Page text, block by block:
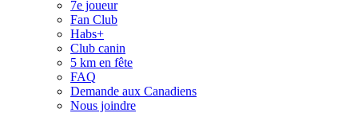
7e joueur
Fan Club
Habs+
Club canin
5 km en fête
FAQ
Demande aux Canadiens
Nous joindre